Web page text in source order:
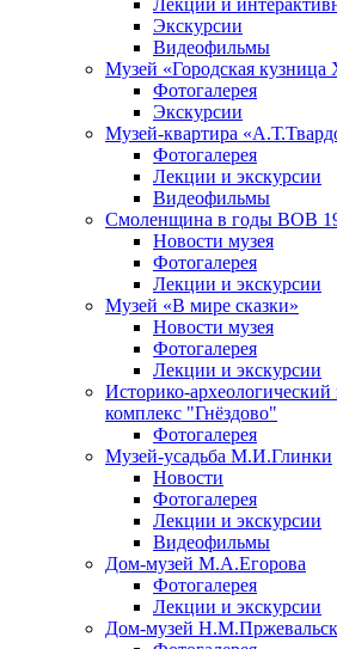
Экскурсии
Видеофильмы
Музей «Городская кузница
Фотогалерея
Экскурсии
Музей-квартира
Фотогалерея
Лекции и экскурсии
Видеофильмы
Смоленщина в годы ВОВ
Новости музея
Фотогалерея
Лекции и экскурсии
Музей «В мире сказки»
Новости музея
Фотогалерея
Лекции и экскурсии
Историко-
комплекс "Гнёздово"
Фотогалерея
Музей-усадьба М.И.Глинки
Новости
Фотогалерея
Лекции и экскурсии
Видеофильмы
Дом-музей М.А.Егорова
Фотогалерея
Лекции и экскурсии
Дом-музей